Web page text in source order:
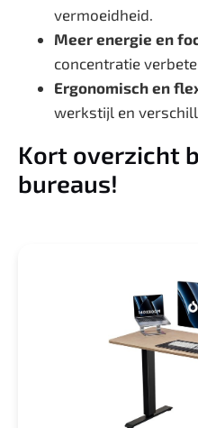
vermoeidheid.
Meer energie en
concentratie
Ergonomisch en
werkstijl en
Kort overzicht
bureaus!